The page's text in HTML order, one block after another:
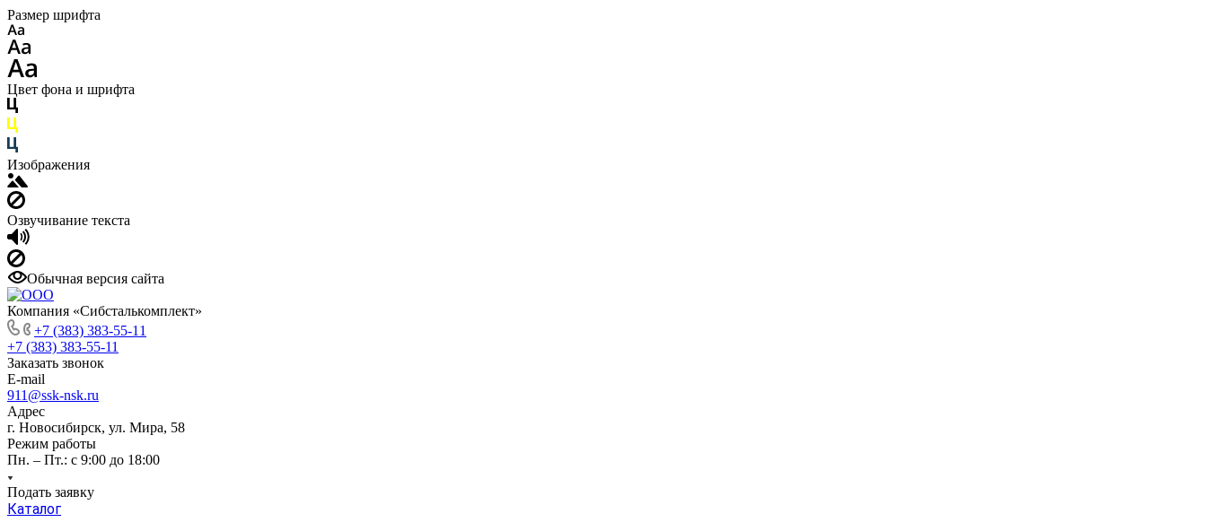
Размер шрифта
Цвет фона и шрифта
Изображения
Озвучивание текста
Обычная версия сайта
Компания «Сибсталькомплект»
+7 (383) 383-55-11
+7 (383) 383-55-11
Заказать звонок
E-mail
911@ssk-nsk.ru
Адрес
г. Новосибирск, ул. Мира, 58
Режим работы
Пн. – Пт.: с 9:00 до 18:00
Подать заявку
Каталог